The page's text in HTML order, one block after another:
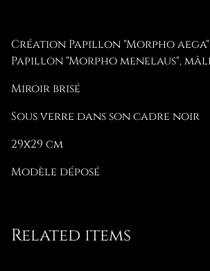
Création Papillon "Morpho
Papillon "Morpho menelaus",
Miroir brisé
Sous verre dans son cadre noir
29x29 cm
Modèle déposé
Related items